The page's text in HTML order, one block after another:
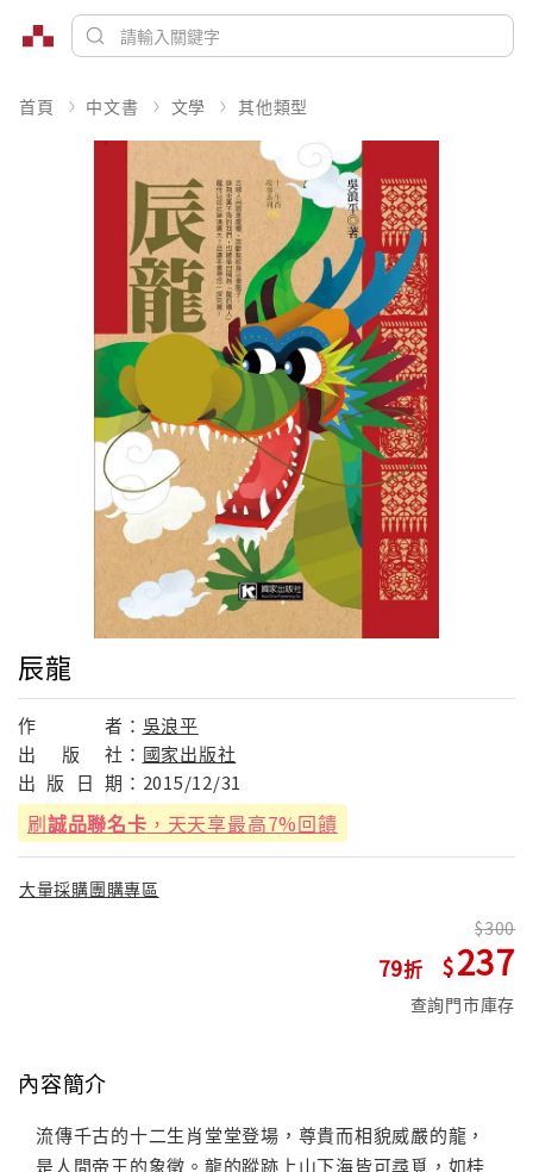
首頁 中文書 文學 其他類型
辰龍
作 者： 吳浪平
出
版 社： 國家出版社
出 版 日 期： 2015/12/31
刷誠品聯名卡 ，天天享最高7%回饋
大量採購團購專區
79
300
237
查詢門市庫存
內容簡介
流傳千古的十二生肖堂堂登場，尊貴而相貌威嚴的龍，
是人間帝王的象徵。龍的蹤跡上山下海皆可尋覓，如桂